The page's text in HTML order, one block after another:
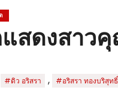
แสดงสา
#ดิว อริสรา , #อริสรา ทองบริสุทธิ์